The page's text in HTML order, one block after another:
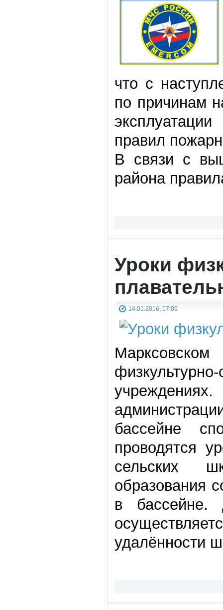
что с
по причинам
правил
В связи с
района
Уроки
14.01.2016, 17:05
бассейне
проводятся
сельских
образования
в бассейне.
удалённости